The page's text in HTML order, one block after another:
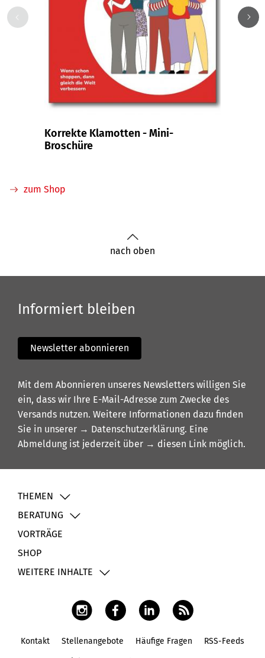
Korrekte Klamotten - Mini-
Broschüre
zum Shop
nach oben
Informiert bleiben
Newsletter abonnieren
Mit dem Abonnieren unseres Newsletters willigen Sie
ein, dass wir Ihre E-Mail-Adresse zum Zwecke des
Versands nutzen. Weitere Informationen dazu finden
Sie in unserer → Datenschutzerklärung. Eine
Abmeldung ist jederzeit über → diesen Link möglich.
THEMEN
BERATUNG
VORTRÄGE
SHOP
WEITERE INHALTE
Kontakt Stellenangebote Häufige Fragen RSS-Feeds